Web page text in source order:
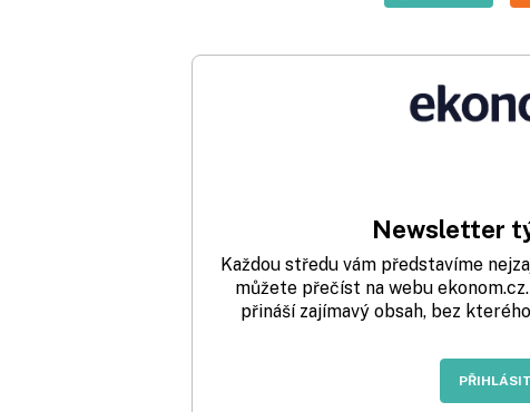
Newsletter
Každou středu vám představíme
můžete přečíst na webu
přináší zajímavý obsah, bez